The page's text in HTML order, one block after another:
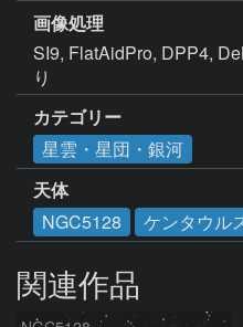
画像処理
SI9, FlatAidPro, DPP4,
り
カテゴリー
星雲・星団・銀河
天体
NGC5128
ケンタウル
関連作品